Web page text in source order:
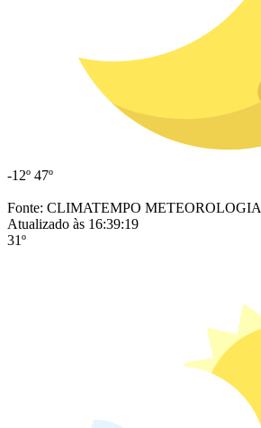
-12º 47º
Fonte: CLIMATEMPO METEOROLOGIA
Atualizado às 16:39:19
31º